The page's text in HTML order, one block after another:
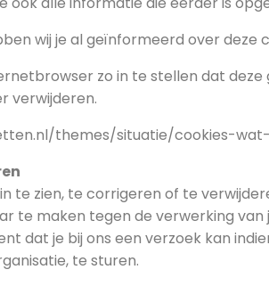
wij je al geïnformeerd over
zo in te stellen dat
verwijderen.
themes/situatie/cookies-
te zien, te corrigeren of te
te maken tegen de verwerking
dat je bij ons een verzoek kan
te sturen.